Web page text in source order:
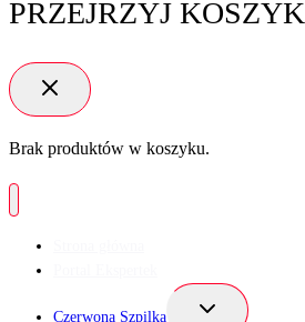
PRZEJRZYJ KOSZYK
Brak produktów w koszyku.
Czerwona Szpilka
Przełącz